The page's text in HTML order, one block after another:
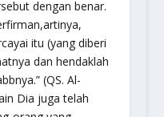
dengan benar.
itu (yang diberi
dan hendaklah
(QS. Al-
Dia juga telah